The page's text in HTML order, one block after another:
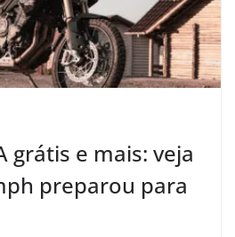
grátis e mais: veja
preparou para